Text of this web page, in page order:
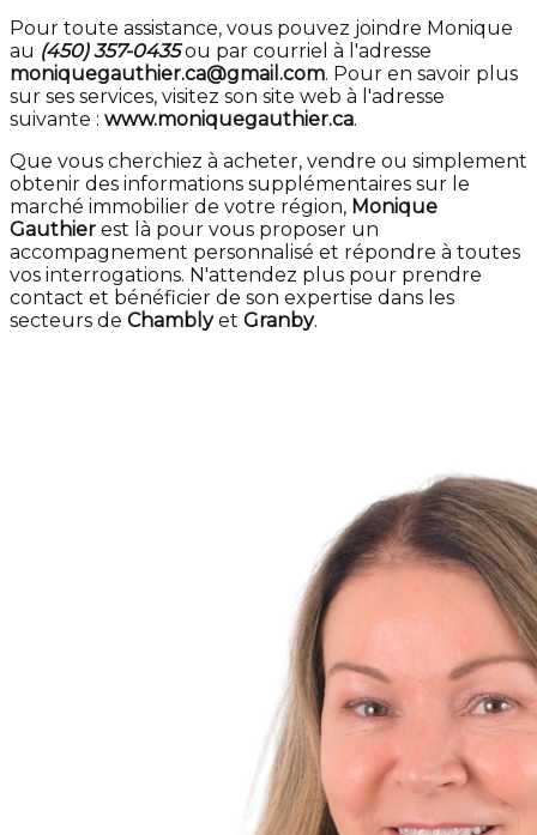
Pour toute assistance, vous pouvez joindre Monique
au (450) 357-0435ou par courriel à l'adresse
moniquegauthier.ca@gmail.com. Pour en savoir plus
sur ses services, visitez son site web à l'adresse
suivante : www.moniquegauthier.ca.
Que vous cherchiez à acheter, vendre ou simplement
obtenir des informations supplémentaires sur le
marché immobilier de votre région, Monique
Gauthier est là pour vous proposer un
accompagnement personnalisé et répondre à toutes
vos interrogations. N'attendez plus pour prendre
contact et bénéficier de son expertise dans les
secteurs de Chamblyet Granby.